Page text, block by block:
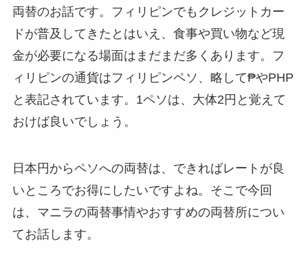
両替のお話です。フィリピンでもクレジットカー
ドが普及してきたとはいえ、食事や買い物など現
金が必要になる場面はまだまだ多くあります。フ
ィリピンの通貨はフィリピンペソ、略して₱やPHP
と表記されています。1ペソは、大体2円と覚えて
おけば良いでしょう。
日本円からペソへの両替は、できればレートが良
いところでお得にしたいですよね。そこで今回
は、マニラの両替事情やおすすめの両替所につい
てお話します。